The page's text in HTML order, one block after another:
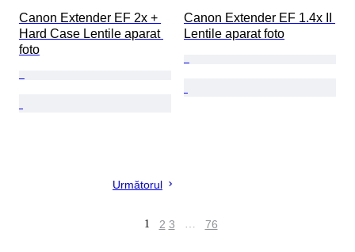
Canon Extender EF 2x +
Hard Case Lentile aparat
foto
Canon Extender EF 1.4x II
Lentile aparat foto
Următorul
1 2 3 … 76